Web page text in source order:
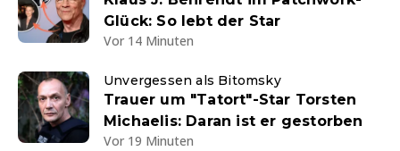
Glück: So lebt der Star
Vor 14 Minuten
Unvergessen als Bitomsky
Trauer um "Tatort"-Star Torsten
Michaelis: Daran ist er gestorben
Vor 19 Minuten